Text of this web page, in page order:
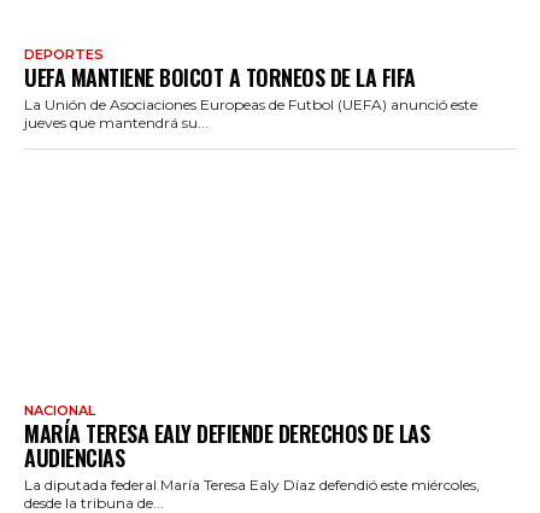
DEPORTES
UEFA MANTIENE BOICOT A TORNEOS DE LA FIFA
La Unión de Asociaciones Europeas de Futbol (UEFA) anunció este
jueves que mantendrá su...
NACIONAL
MARÍA TERESA EALY DEFIENDE DERECHOS DE LAS
AUDIENCIAS
La diputada federal María Teresa Ealy Díaz defendió este miércoles,
desde la tribuna de...